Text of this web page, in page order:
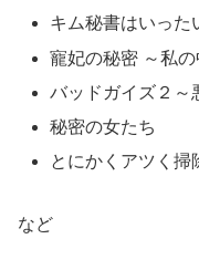
キム秘書はいった
寵妃の秘密 ～私
バッドガイズ２～
秘密の女たち
とにかくアツく掃
など